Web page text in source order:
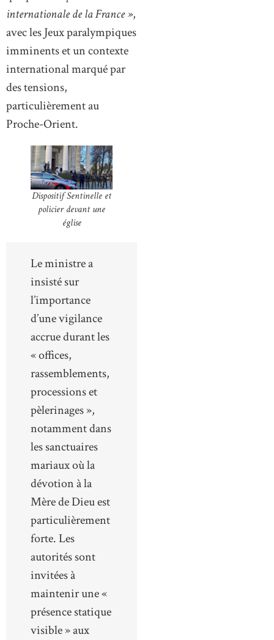
internationale de la France »,
avec les Jeux paralympiques
imminents et un contexte
international marqué par
des tensions,
particulièrement au
Proche-Orient.
Dispositif Sentinelle et
policier devant une
église
Le ministre a
insisté sur
l’importance
d’une vigilance
accrue durant les
« offices,
rassemblements,
processions et
pèlerinages »,
notamment dans
les sanctuaires
mariaux où la
dévotion à la
Mère de Dieu est
particulièrement
forte. Les
autorités sont
invitées à
maintenir une «
présence statique
visible » aux